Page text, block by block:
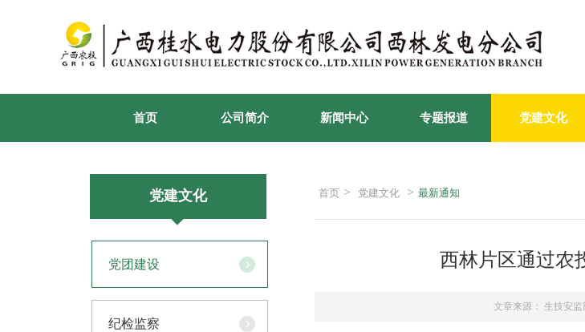
首页 公司简介 新闻中心 专题报道 党建文化
党建文化
党团建设
纪检监察
首页 > 党建文化 > 最新通知
西林片区通过农
文章来源： 生技安监